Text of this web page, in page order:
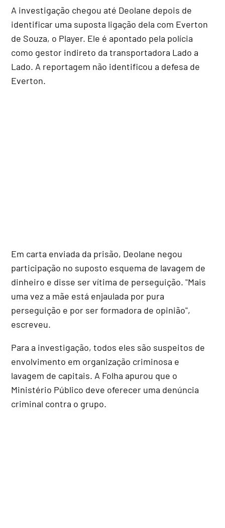
A investigação chegou até Deolane depois de
identificar uma suposta ligação dela com Everton
de Souza, o Player. Ele é apontado pela polícia
como gestor indireto da transportadora Lado a
Lado. A reportagem não identificou a defesa de
Everton.
Em carta enviada da prisão, Deolane negou
participação no suposto esquema de lavagem de
dinheiro e disse ser vítima de perseguição. "Mais
uma vez a mãe está enjaulada por pura
perseguição e por ser formadora de opinião",
escreveu.
Para a investigação, todos eles são suspeitos de
envolvimento em organização criminosa e
lavagem de capitais. A Folha apurou que o
Ministério Público deve oferecer uma denúncia
criminal contra o grupo.